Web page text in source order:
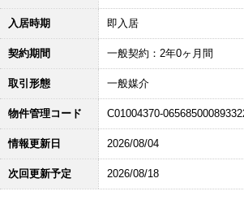
入居時期 即入居
契約期間 一般契約：2年0ヶ月間
取引形態 一般媒介
物件管理コード C01004370-
情報更新日 2026/08/04
次回更新予定 2026/08/18